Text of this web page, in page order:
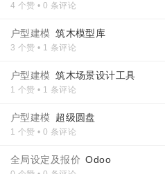
4 个赞 • 0 条评论
户型建模 筑木模型库
3 个赞 • 1 条评论
户型建模 筑木场景设计工具
1 个赞 • 1 条评论
户型建模 超级圆盘
1 个赞 • 0 条评论
全局设定及报价 Odoo